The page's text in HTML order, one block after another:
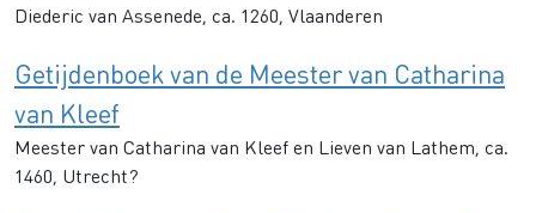
Diederic van Assenede, ca. 1260, Vlaanderen
Getijdenboek van de Meester van Catharina
van Kleef
Meester van Catharina van Kleef en Lieven van Lathem, ca.
1460, Utrecht?